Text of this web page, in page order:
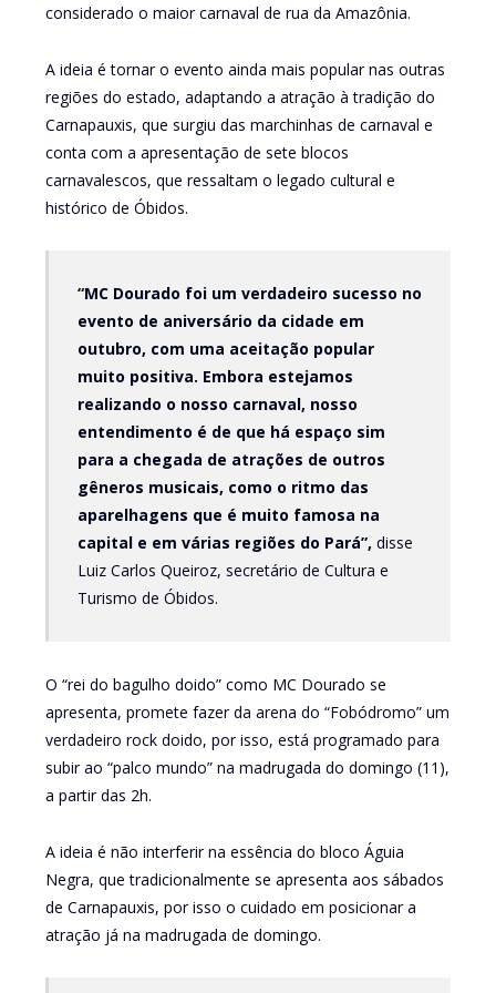
considerado o maior carnaval de rua da Amazônia.
A ideia é tornar o evento ainda mais popular nas outras
regiões do estado, adaptando a atração à tradição do
Carnapauxis, que surgiu das marchinhas de carnaval e
conta com a apresentação de sete blocos
carnavalescos, que ressaltam o legado cultural e
histórico de Óbidos.
“MC Dourado foi um verdadeiro sucesso no
evento de aniversário da cidade em
outubro, com uma aceitação popular
muito positiva. Embora estejamos
realizando o nosso carnaval, nosso
entendimento é de que há espaço sim
para a chegada de atrações de outros
gêneros musicais, como o ritmo das
aparelhagens que é muito famosa na
capital e em várias regiões do Pará”, disse
Luiz Carlos Queiroz, secretário de Cultura e
Turismo de Óbidos.
O “rei do bagulho doido” como MC Dourado se
apresenta, promete fazer da arena do “Fobódromo” um
verdadeiro rock doido, por isso, está programado para
subir ao “palco mundo” na madrugada do domingo (11),
a partir das 2h.
A ideia é não interferir na essência do bloco Águia
Negra, que tradicionalmente se apresenta aos sábados
de Carnapauxis, por isso o cuidado em posicionar a
atração já na madrugada de domingo.